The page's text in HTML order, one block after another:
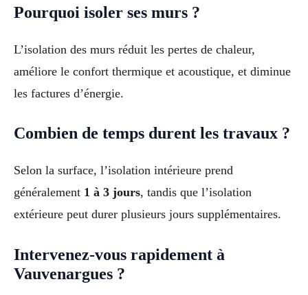
Pourquoi isoler ses murs ?
L’isolation des murs réduit les pertes de chaleur,
améliore le confort thermique et acoustique, et diminue
les factures d’énergie.
Combien de temps durent les travaux ?
Selon la surface, l’isolation intérieure prend
généralement 1 à 3 jours, tandis que l’isolation
extérieure peut durer plusieurs jours supplémentaires.
Intervenez-vous rapidement à
Vauvenargues ?